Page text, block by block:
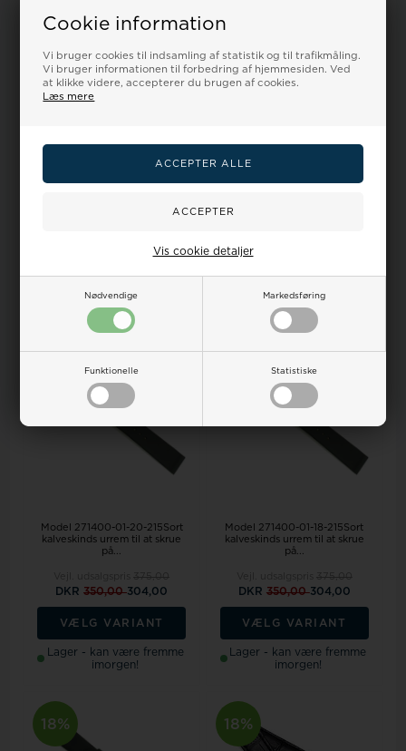
Cookie information
Vi bruger cookies til indsamling af statistik og til trafikmåling.
Vi bruger informationen til forbedring af hjemmesiden. Ved
at klikke videre, accepterer du brugen af cookies.
Læs mere
Nødvendige Markedsføring
Funktionelle Statistiske
Vis cookie detaljer
18%
Model 271400-01-24-215Sort
VÆLG VARIANT
Model 271400-01-22-215Sort
VÆLG VARIANT
Model 271400-01-20-215Sort
kalveskinds urrem til at skrue
på...
DKR350,00304,00
VÆLG VARIANT
Lager - kan være fremme
imorgen!
Model 271400-01-18-215Sort
kalveskinds urrem til at skrue
på...
DKR 350,00304,00
VÆLG VARIANT
Lager - kan være fremme
imorgen!
18% 18%